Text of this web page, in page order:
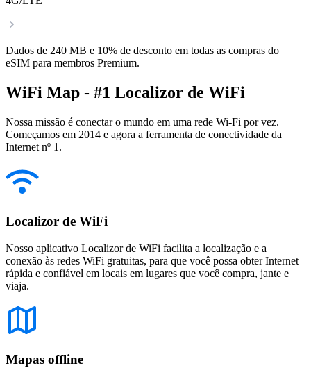
Dados de 240 MB e 10% de desconto em todas as compras do
eSIM para membros Premium.
WiFi Map - #1 Localizor de WiFi
Nossa missão é conectar o mundo em uma rede Wi-Fi por vez.
Começamos em 2014 e agora a ferramenta de conectividade da
Internet nº 1.
Localizor de WiFi
Nosso aplicativo Localizor de WiFi facilita a localização e a
conexão às redes WiFi gratuitas, para que você possa obter Internet
rápida e confiável em locais em lugares que você compra, jante e
viaja.
Mapas offline